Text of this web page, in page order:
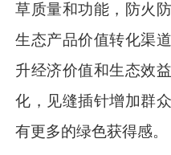
草质量和功能，防火
生态产品价值转化渠
升经济价值和生态效
化，见缝插针增加群
有更多的绿色获得感。